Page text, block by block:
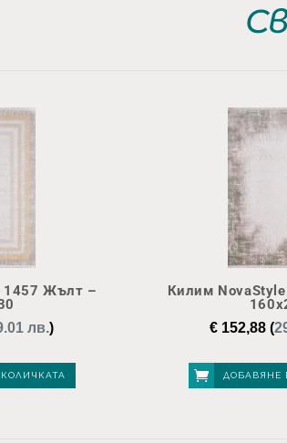
Жълт –
лв.)
Килим
€ 152,88 (
ДОБАВЯНЕ